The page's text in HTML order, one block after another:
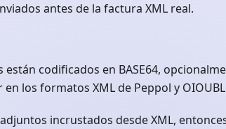
antes de la factura XML real.
codificados en BASE64,
los formatos XML de Peppol y
incrustados desde XML,